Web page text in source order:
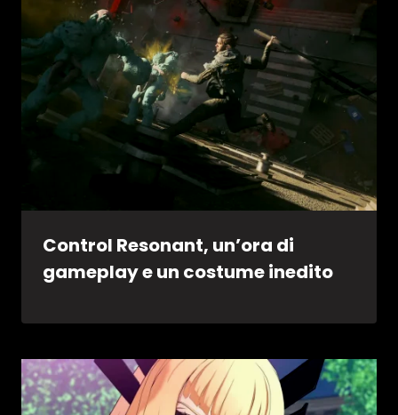
Control Resonant, un’ora di
gameplay e un costume inedito